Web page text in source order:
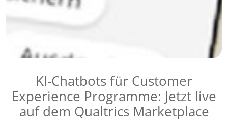
KI-Chatbots für Customer
Experience Programme: Jetzt live
auf dem Qualtrics Marketplace